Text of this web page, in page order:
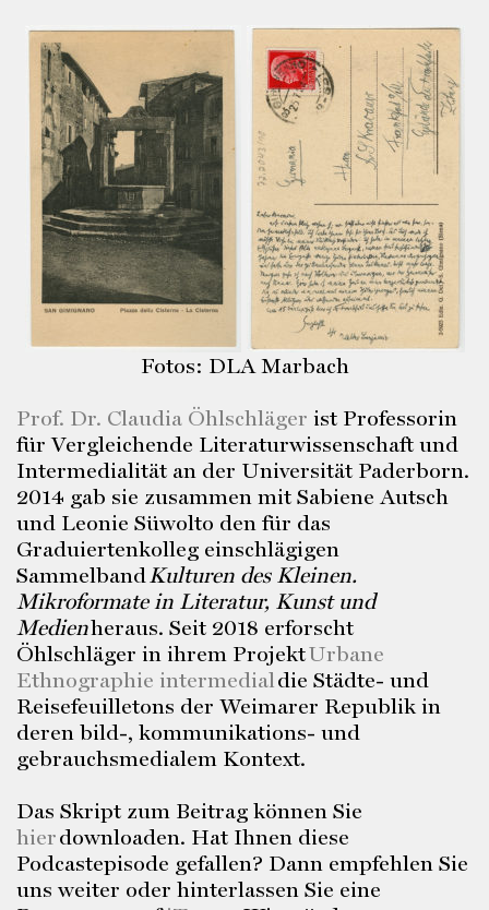
Fotos: DLA Marbach
Prof. Dr. Claudia Öhlschläger ist Professorin
für Vergleichende Literaturwissenschaft und
Intermedialität an der Universität Paderborn.
2014 gab sie zusammen mit Sabiene Autsch
und Leonie Süwolto den für das
Graduiertenkolleg einschlägigen
SammelbandKulturen des Kleinen.
Mikroformate in Literatur, Kunst und
Medienheraus. Seit 2018 erforscht
Öhlschläger in ihrem ProjektUrbane
Ethnographie intermedialdie Städte- und
Reisefeuilletons der Weimarer Republik in
deren bild-, kommunikations- und
gebrauchsmedialem Kontext.
Das Skript zum Beitrag können Sie
hierdownloaden. Hat Ihnen diese
Podcastepisode gefallen? Dann empfehlen Sie
uns weiter oder hinterlassen Sie eine